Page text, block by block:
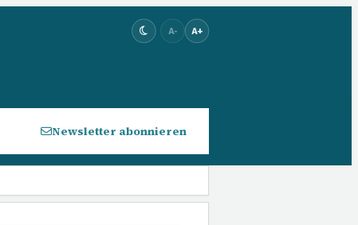
A- A+
Newsletter abonnieren